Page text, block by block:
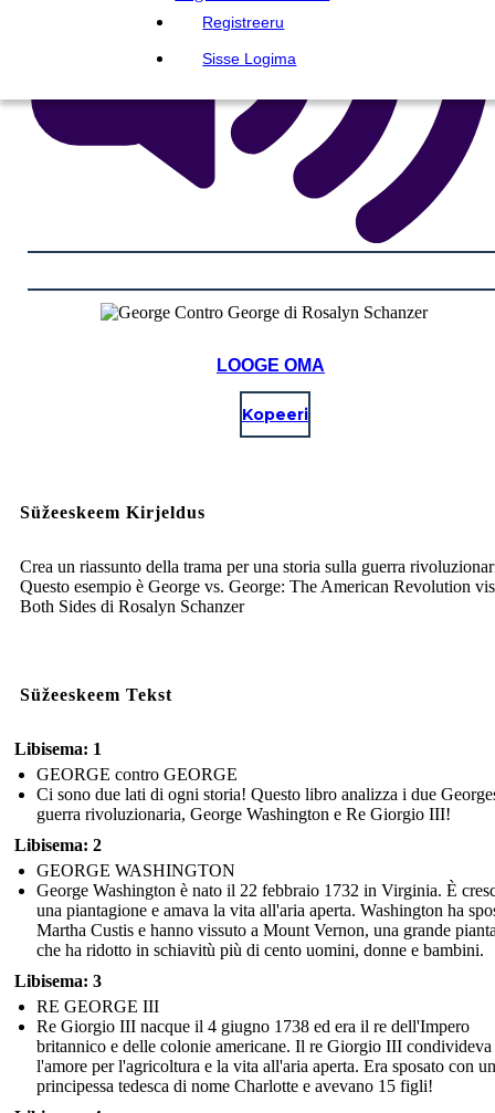
Registreeru
Sisse Logima
LOOGE OMA
Kopeeri
Süžeeskeem Kirjeldus
Crea un riassunto della trama per una storia sulla guerra
Questo esempio è George vs. George: The American Revolution
Both Sides di Rosalyn Schanzer
Süžeeskeem Tekst
Libisema: 1
GEORGE contro GEORGE
Ci sono due lati di ogni storia! Questo libro analizza i due
guerra rivoluzionaria, George Washington e Re Giorgio III!
Libisema: 2
GEORGE WASHINGTON
George Washington è nato il 22 febbraio 1732 in Virginia. È
una piantagione e amava la vita all'aria aperta. Washington ha
Martha Custis e hanno vissuto a Mount Vernon, una grande
che ha ridotto in schiavitù più di cento uomini, donne e bambini.
Libisema: 3
RE GEORGE III
Re Giorgio III nacque il 4 giugno 1738 ed era il re dell'Impero
britannico e delle colonie americane. Il re Giorgio III condivideva
l'amore per l'agricoltura e la vita all'aria aperta. Era sposato con
principessa tedesca di nome Charlotte e avevano 15 figli!